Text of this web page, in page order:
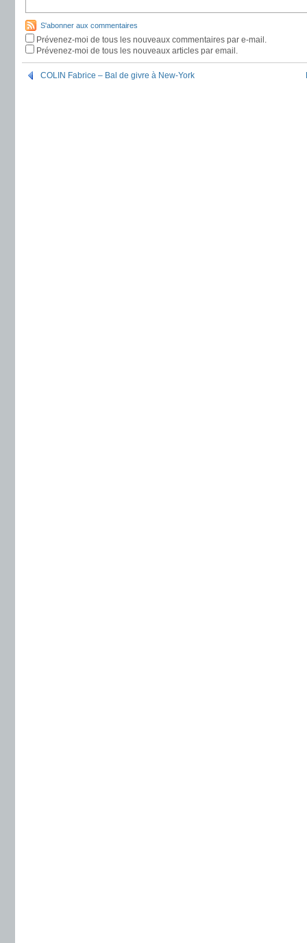
S'abonner aux commentaires
Prévenez-moi de tous les nouveaux commentaires par e-mail.
Prévenez-moi de tous les nouveaux articles par email.
COLIN Fabrice – Bal de givre à New-York